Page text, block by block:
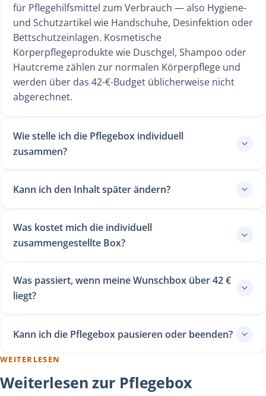
für Pflegehilfsmittel zum Verbrauch — also Hygiene-
und Schutzartikel wie Handschuhe, Desinfektion oder
Bettschutzeinlagen. Kosmetische
Körperpflegeprodukte wie Duschgel, Shampoo oder
Hautcreme zählen zur normalen Körperpflege und
werden über das 42-€-Budget üblicherweise nicht
abgerechnet.
Wie stelle ich die Pflegebox individuell
zusammen?
Kann ich den Inhalt später ändern?
Was kostet mich die individuell
zusammengestellte Box?
Was passiert, wenn meine Wunschbox über 42 €
liegt?
Kann ich die Pflegebox pausieren oder beenden?
WEITERLESEN
Weiterlesen zur Pflegebox